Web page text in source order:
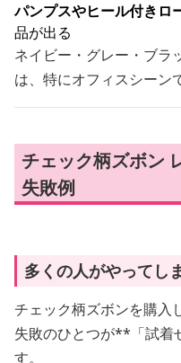
パンプスやヒール付きロ
品が出る
ネイビー・グレー・ブラ
は、特にオフィスシーン
チェック柄ズボン
失敗例
多くの人がやってし
チェック柄ズボンを購入
失敗のひとつが**「試着
す。